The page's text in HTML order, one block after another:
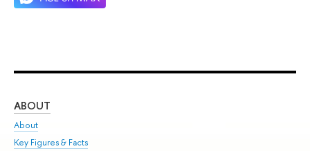
ABOUT
About
Key Figures & Facts